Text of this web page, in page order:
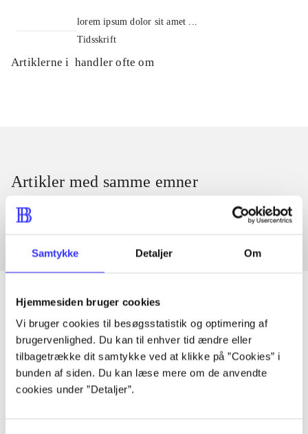
Samtykke Detaljer Om
Hjemmesiden bruger cookies
Vi bruger cookies til besøgsstatistik og optimering af
brugervenlighed. Du kan til enhver tid ændre eller
tilbagetrække dit samtykke ved at klikke på ”Cookies” i
bunden af siden. Du kan læse mere om de anvendte
cookies under ”Detaljer”.
lorem ipsum dolor sit amet ...
Tidsskrift
Artiklerne i handler ofte om
Artikler med samme emner
Artikler
Alle registrerede artikler fordelt på udgivelser
...